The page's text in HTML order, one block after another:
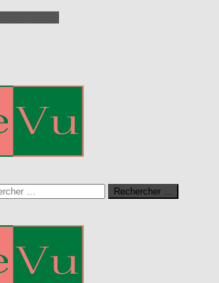
Rechercher …